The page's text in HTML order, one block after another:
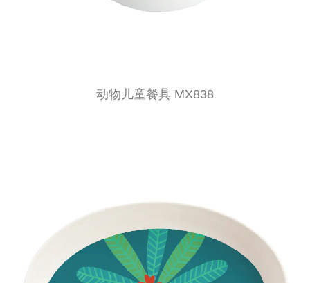
动物儿童餐具 MX838